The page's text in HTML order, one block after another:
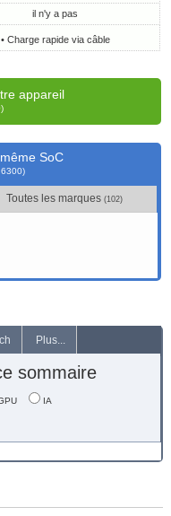
il n'y a pas
• Charge rapide via câble
appareil
SoC
Toutes les marques (102)
Plus...
sommaire
IA